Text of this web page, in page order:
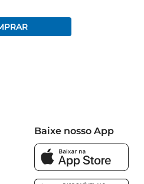
Baixe nosso App